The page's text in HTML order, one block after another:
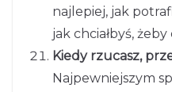
najlepiej, jak
jak chciałbyś,
Kiedy rzucasz,
Najpewniejszym